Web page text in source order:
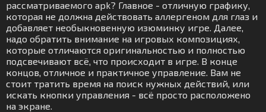
рассматриваемого apk? Главное - отличную графику,
которая не должна действовать аллергеном для глаз и
добавляет необыкновенную изюминку игре. Далее,
надо обратить внимание на игровых композициях,
которые отличаются оригинальностью и полностью
подсвечивают всё, что происходит в игре. В конце
концов, отличное и практичное управление. Вам не
стоит тратить время на поиск нужных действий, или
искать кнопки управления - всё просто расположено
на экране.